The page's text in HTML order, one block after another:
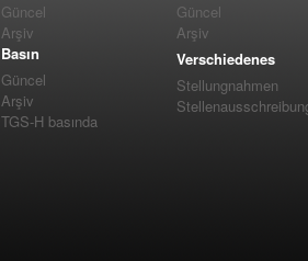
Güncel
Arşiv
Basın
Güncel
Arşiv
TGS-H basında
Güncel
Arşiv
Verschiedenes
Stellungnahmen